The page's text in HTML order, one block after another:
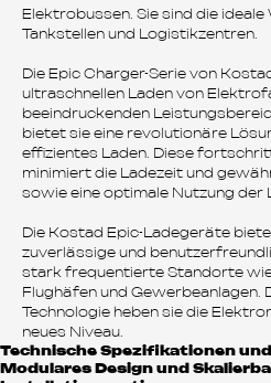
Elektrobussen. Sie sind die
Tankstellen und Logistikzentren.
Die Epic Charger-Serie von
ultraschnellen Laden von
beeindruckenden
bietet sie eine revolutionäre
effizientes Laden. Diese
minimiert die Ladezeit und
sowie eine optimale Nutzung der
Die Kostad Epic-Ladegeräte
zuverlässige und
stark frequentierte Standorte
Flughäfen und Gewerbeanlagen.
Technologie heben sie die
neues Niveau.
Technische Spezifikationen
Modulares Design und